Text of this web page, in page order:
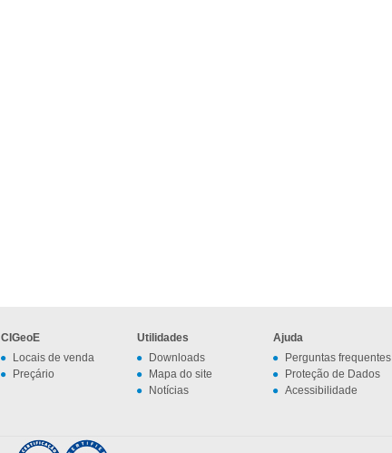
CIGeoE
Locais de venda
Preçário
Utilidades
Downloads
Mapa do site
Notícias
Ajuda
Perguntas frequentes
Proteção de Dados
Acessibilidade